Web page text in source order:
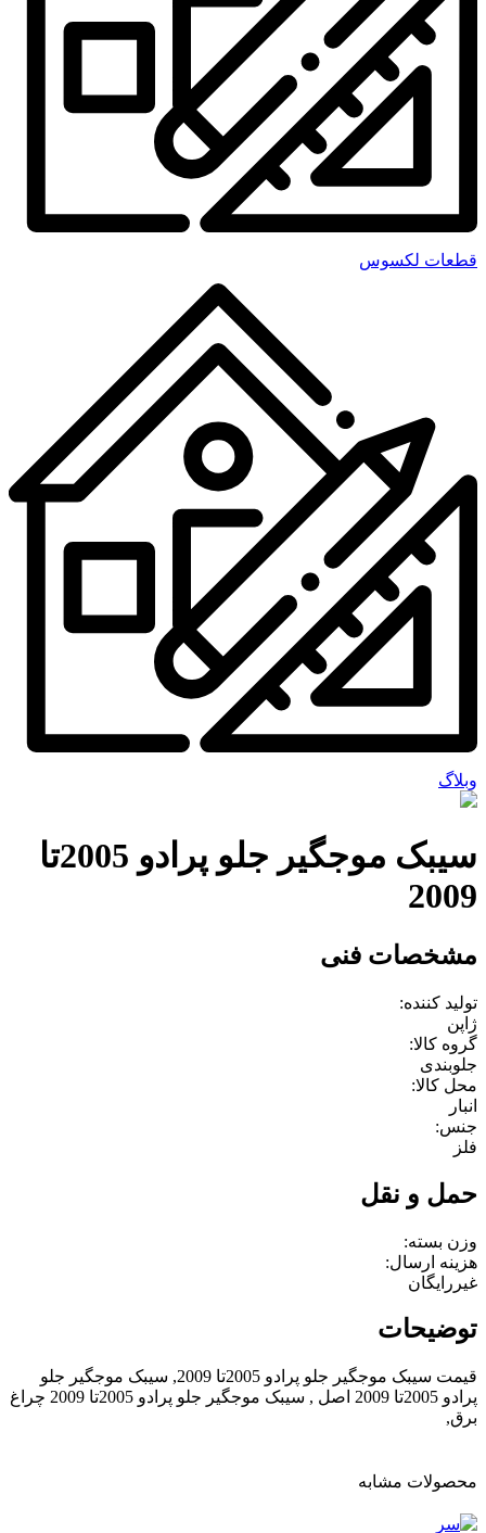
قطعات لکسوس
وبلاگ
سیبک موجگیر جلو پرادو 2005تا
2009
مشخصات فنی
تولید کننده:
ژاپن
گروه کالا:
جلوبندی
محل کالا:
انبار
جنس:
فلز
حمل و نقل
وزن بسته:
هزینه ارسال:
غیررایگان
توضیحات
قیمت سیبک موجگیر جلو پرادو 2005تا 2009, سیبک موجگیر جلو
پرادو 2005تا 2009 اصل , سیبک موجگیر جلو پرادو 2005تا 2009 چراغ
برق,
محصولات مشابه